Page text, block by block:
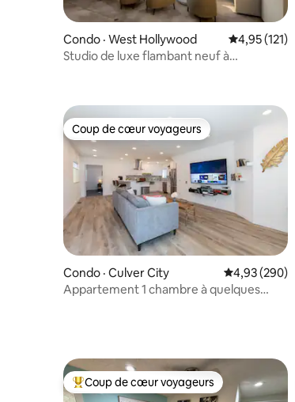
Condo · West Hollywood Note
4,95 (121)
Studio de luxe flambant neuf à
Coup de cœur voyageurs
Coup de cœur voyageurs
Condo · Culver City Note
4,93 (290)
Appartement 1 chambre à quelques
Coup de cœur voyageurs parmi les plus
Coup de cœur voyageurs